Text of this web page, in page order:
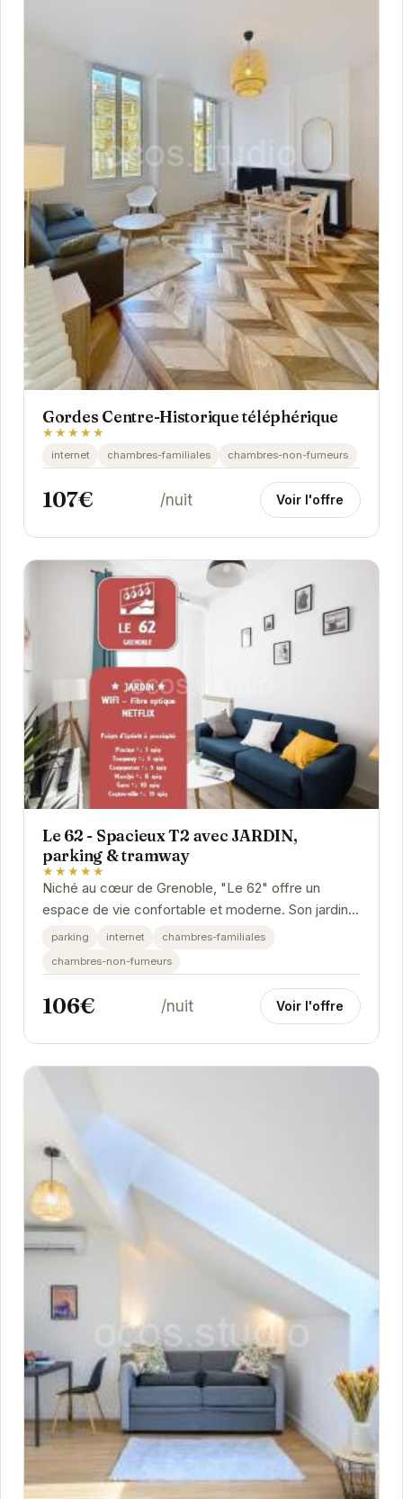
Gordes Centre-Historique téléphérique
★★★★★
internet chambres-familiales chambres-non-fumeurs
107€ /nuit Voir l'offre
Le 62 - Spacieux T2 avec JARDIN,
parking & tramway
★★★★★
Niché au cœur de Grenoble, "Le 62" offre un
espace de vie confortable et moderne. Son jardin
privatif vous permettra de vous détendre en
parking internet
chambres-familiales
chambres-non-fumeurs
106€ /nuit Voir l'offre